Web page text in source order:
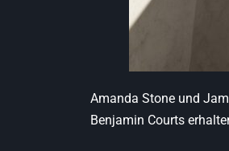
Amanda Stone und
Benjamin Courts